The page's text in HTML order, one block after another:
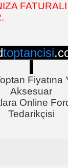
toptancisi
Aksesuar
Online
Tedarikçisi